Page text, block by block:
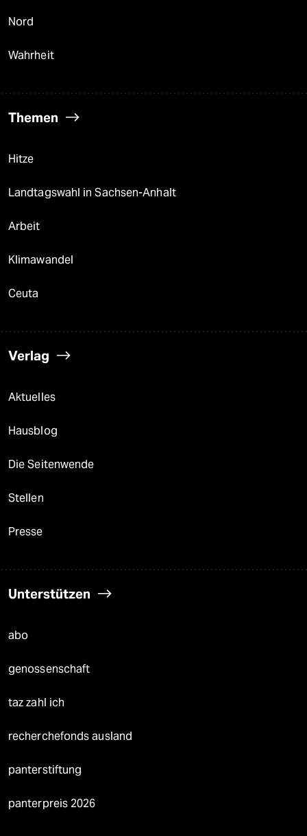
Nord
Wahrheit
Themen
Hitze
Landtagswahl in Sachsen-Anhalt
Arbeit
Klimawandel
Ceuta
Verlag
Aktuelles
Hausblog
Die Seitenwende
Stellen
Presse
Unterstützen
abo
genossenschaft
taz zahl ich
recherchefonds ausland
panterstiftung
panterpreis 2026